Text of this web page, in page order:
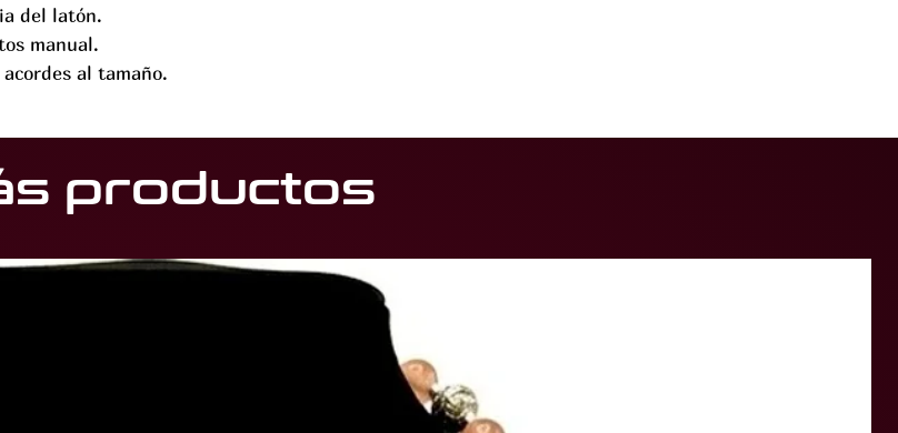
del latón.
manual.
al tamaño.
productos